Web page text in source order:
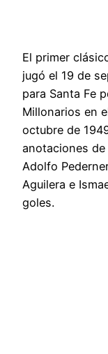
El primer
jugó el 19 de
para Santa Fe
Millonarios en
octubre de
anotaciones
Adolfo
Aguilera e
goles.